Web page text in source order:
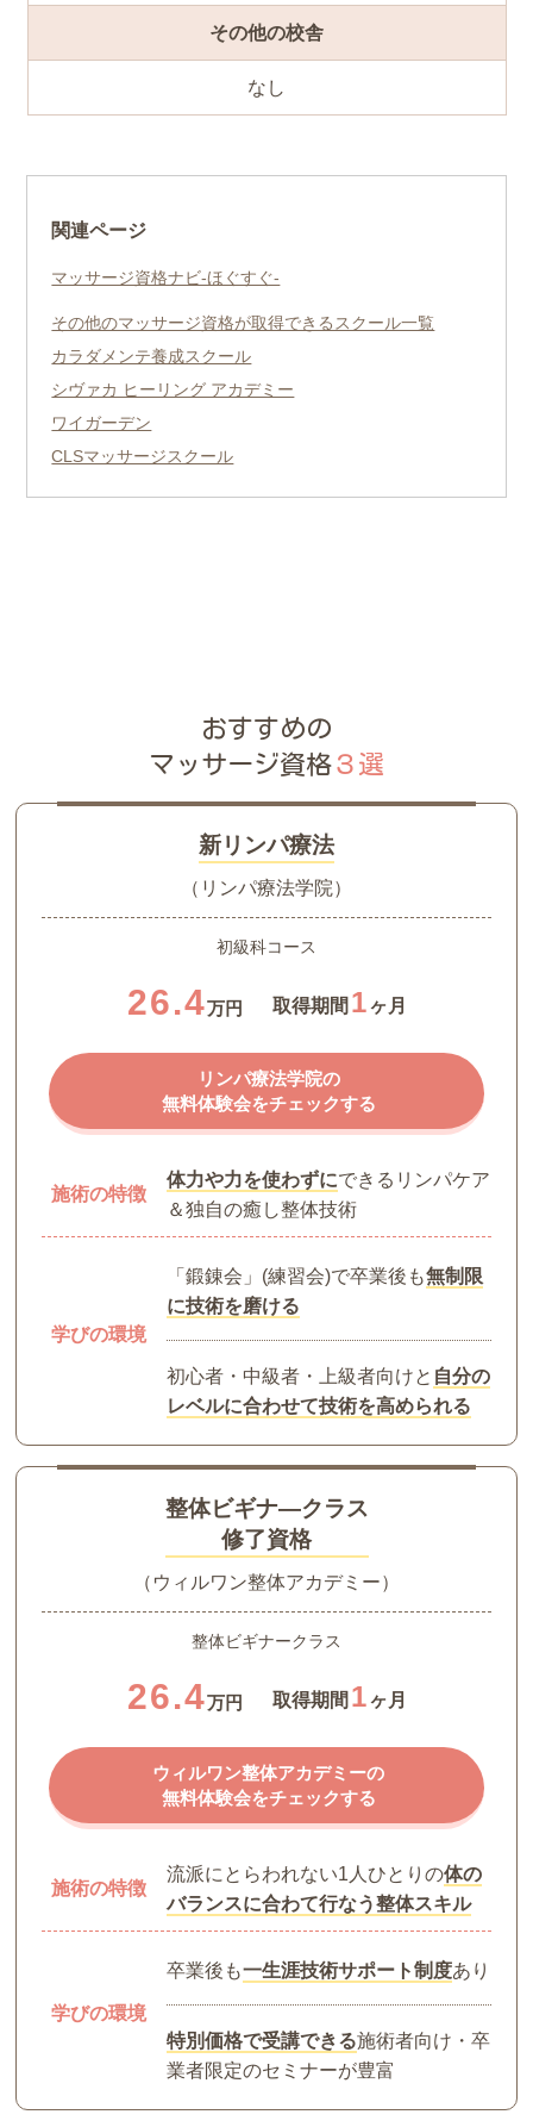
その他の校舎
なし
関連ページ
マッサージ資格ナビ-ほぐすぐ-
その他のマッサージ資格が取得できるスクール一覧
カラダメンテ養成スクール
シヴァカ ヒーリング アカデミー
ワイガーデン
CLSマッサージスクール
おすすめの
マッサージ資格３選
新リンパ療法
（リンパ療法学院）
初級科コース
26.4万円 取得期間 1 ヶ月
リンパ療法学院の
無料体験会をチェックする
施術の特徴
体力や力を使わずにできるリンパケア
＆独自の癒し整体技術
学びの環境
「鍛錬会」(練習会)で卒業後も無制限
に技術を磨ける
初心者・中級者・上級者向けと 自分の
レベルに合わせて技術を高められる
整体ビギナ―クラス
修了資格
（ウィルワン整体アカデミー）
整体ビギナークラス
26.4万円 取得期間 1 ヶ月
ウィルワン整体アカデミーの
無料体験会をチェックする
施術の特徴
流派にとらわれない1人ひとりの体の
バランスに合わて行なう整体スキル
学びの環境
卒業後も一生涯技術サポート制度あり
特別価格で受講できる施術者向け・卒
業者限定のセミナーが豊富